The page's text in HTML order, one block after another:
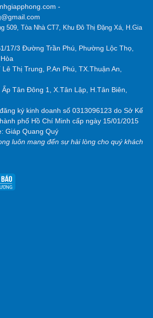
-
509, Tòa Nhà CT7, Khu Đô Thị Đặng Xá, H.Gia
17/3 Đường Trần Phú, Phường Lộc Thọ,
Thị Trung, P.An Phú, TX.Thuận An,
Tân Đông 1, X.Tân Lập, H.Tân Biên,
ký kinh doanh số 0313096123 do Sở Kế
phố Hồ Chí Minh cấp ngày 15/01/2015
Giáp Quang Quý
luôn mang đến sự hài lòng cho quý khách